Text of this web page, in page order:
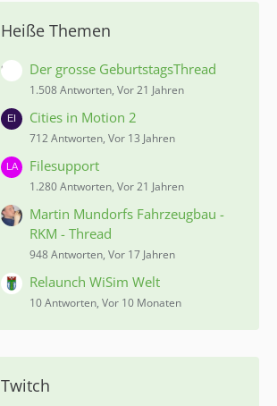
Heiße Themen
Der grosse GeburtstagsThread
1.508 Antworten, Vor 21 Jahren
Cities in Motion 2
712 Antworten, Vor 13 Jahren
Filesupport
1.280 Antworten, Vor 21 Jahren
Martin Mundorfs Fahrzeugbau -
RKM - Thread
948 Antworten, Vor 17 Jahren
Relaunch WiSim Welt
10 Antworten, Vor 10 Monaten
Twitch